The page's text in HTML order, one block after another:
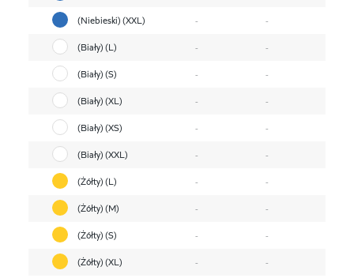
(Niebieski) (XXL)
-
-
(Biały) (L)
-
-
(Biały) (S)
-
-
(Biały) (XL)
-
-
(Biały) (XS)
-
-
(Biały) (XXL)
-
-
(Żółty) (L)
-
-
(Żółty) (M)
-
-
(Żółty) (S)
-
-
(Żółty) (XL)
-
-